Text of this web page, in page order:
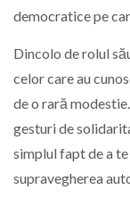
democratice pe
Dincolo de rolul
celor care au
de o rară
gesturi de
simplul fapt de a
supravegherea